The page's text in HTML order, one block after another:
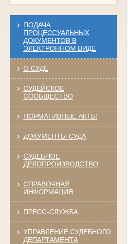
ПОДАЧА
ПРОЦЕССУАЛЬНЫХ
ДОКУМЕНТОВ В
ЭЛЕКТРОННОМ ВИДЕ
О СУДЕ
СУДЕЙСКОЕ
СООБЩЕСТВО
НОРМАТИВНЫЕ АКТЫ
ДОКУМЕНТЫ СУДА
СУДЕБНОЕ
ДЕЛОПРОИЗВОДСТВО
СПРАВОЧНАЯ
ИНФОРМАЦИЯ
ПРЕСС-СЛУЖБА
УПРАВЛЕНИЕ СУДЕБНОГО
ДЕПАРТАМЕНТА